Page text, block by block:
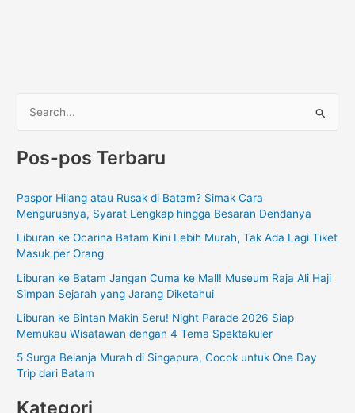
r
u
t
Pos-pos Terbaru
Paspor Hilang atau Rusak di Batam? Simak Cara
Mengurusnya, Syarat Lengkap hingga Besaran Dendanya
Liburan ke Ocarina Batam Kini Lebih Murah, Tak Ada Lagi Tiket
Masuk per Orang
Liburan ke Batam Jangan Cuma ke Mall! Museum Raja Ali Haji
Simpan Sejarah yang Jarang Diketahui
Liburan ke Bintan Makin Seru! Night Parade 2026 Siap
Memukau Wisatawan dengan 4 Tema Spektakuler
5 Surga Belanja Murah di Singapura, Cocok untuk One Day
Trip dari Batam
Kategori